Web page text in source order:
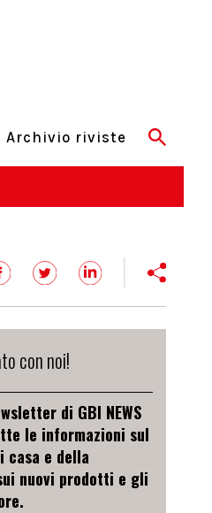
Archivio riviste
con noi!
di GBI NEWS
le informazioni sul
casa e della
nuovi prodotti e gli